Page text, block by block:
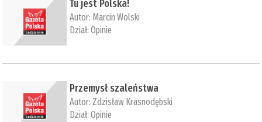
Tu jest Polska!
Autor: Marcin Wolski
Dział:Opinie
Przemysł szaleństwa
Autor:Zdzisław Krasnodębski
Dział:Opinie